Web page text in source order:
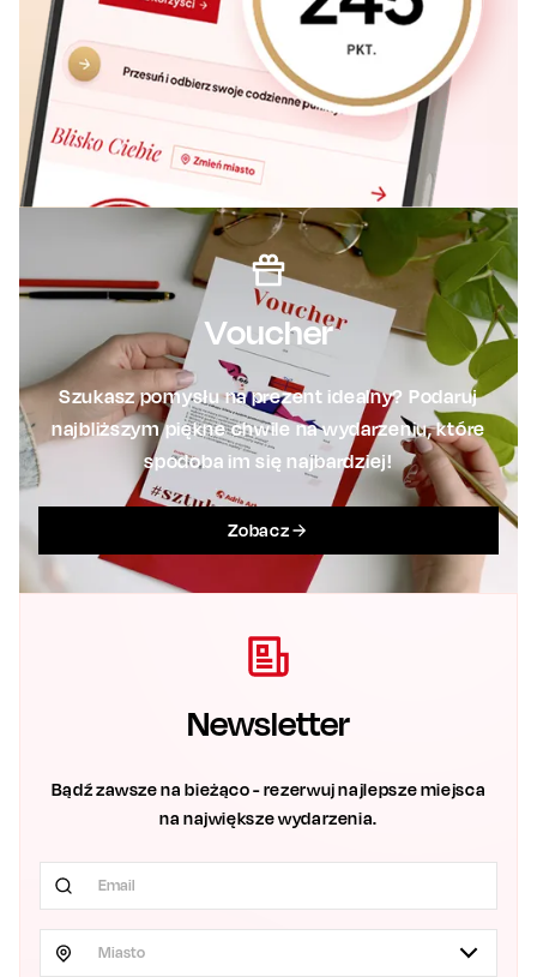
Voucher
Szukasz pomysłu na prezent idealny? Podaruj
najbliższym piękne chwile na wydarzeniu, które
spodoba im się najbardziej!
Zobacz
Newsletter
Bądź zawsze na bieżąco - rezerwuj najlepsze miejsca
na największe wydarzenia.
Miasto